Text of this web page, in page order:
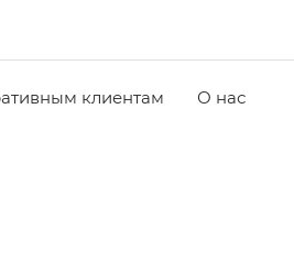
клиентам О нас